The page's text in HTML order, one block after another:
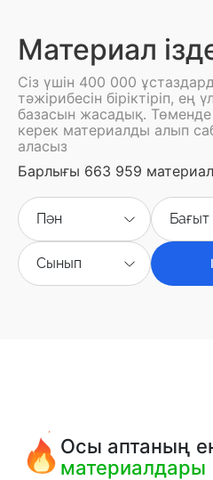
Материал
Сіз үшін 400 000
тәжірибесін біріктіріп, ең
базасын жасадық. Төменде
керек материалды алып
аласыз
Барлығы 663 959
Пән Бағыт
Сынып
Осы аптаның
материалдары